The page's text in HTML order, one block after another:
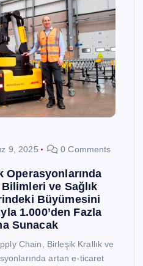
9, 2025 0 Comments
Operasyonlarında
ve Sağlık
Büyümesini
1.000’den Fazla
Sunacak
Chain, Birleşik Krallık ve
artan e-ticaret